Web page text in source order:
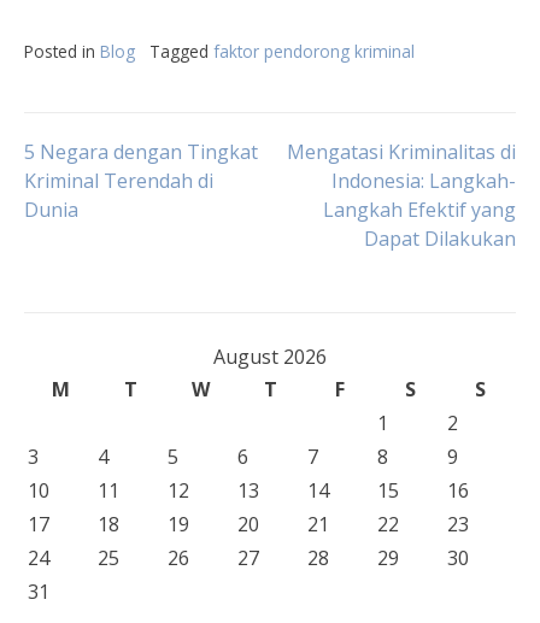
Posted in Blog Tagged faktor pendorong kriminal
Post
navigation
5 Negara dengan Tingkat
Kriminal Terendah di
Dunia
Mengatasi Kriminalitas di
Indonesia: Langkah-
Langkah Efektif yang
Dapat Dilakukan
August 2026
M
T W T F S
S
1
2
3
4 5 6 7 8
9
10
11 12 13 14 15
16
17
18 19 20 21 22
23
24
25 26 27 28 29
30
31